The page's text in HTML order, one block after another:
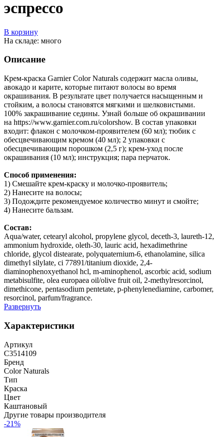
эспрессо
В корзину
На складе: много
Описание
Крем-краска Garnier Color Naturals содержит масла оливы,
авокадо и карите, которые питают волосы во время
окрашивания. В результате цвет получается насыщенным и
стойким, а волосы становятся мягкими и шелковистыми.
100% закрашивание седины. Узнай больше об окрашивании
на https://www.garnier.com.ru/colorshow. В состав упаковки
входит: флакон с молочком-проявителем (60 мл); тюбик с
обесцвечивающим кремом (40 мл); 2 упаковки с
обесцвечивающим порошком (2,5 г); крем-уход после
окрашивания (10 мл); инструкция; пара перчаток.
Способ применения:
1) Смешайте крем-краску и молочко-проявитель;
2) Нанесите на волосы;
3) Подождите рекомендуемое количество минут и смойте;
4) Нанесите бальзам.
Состав:
Aqua/water, cetearyl alcohol, propylene glycol, deceth-3, laureth-12,
ammonium hydroxide, oleth-30, lauric acid, hexadimethrine
chloride, glycol distearate, polyquaternium-6, ethanolamine, silica
dimethyl silylate, ci 77891/titanium dioxide, 2,4-
diaminophenoxyethanol hcl, m-aminophenol, ascorbic acid, sodium
metabisulfite, olea europaea oil/olive fruit oil, 2-methylresorcinol,
dimethicone, pentasodium pentetate, p-phenylenediamine, carbomer,
resorcinol, parfum/fragrance.
Развернуть
Характеристики
Артикул
C3514109
Бренд
Color Naturals
Тип
Краска
Цвет
Каштановый
Другие товары производителя
-21%